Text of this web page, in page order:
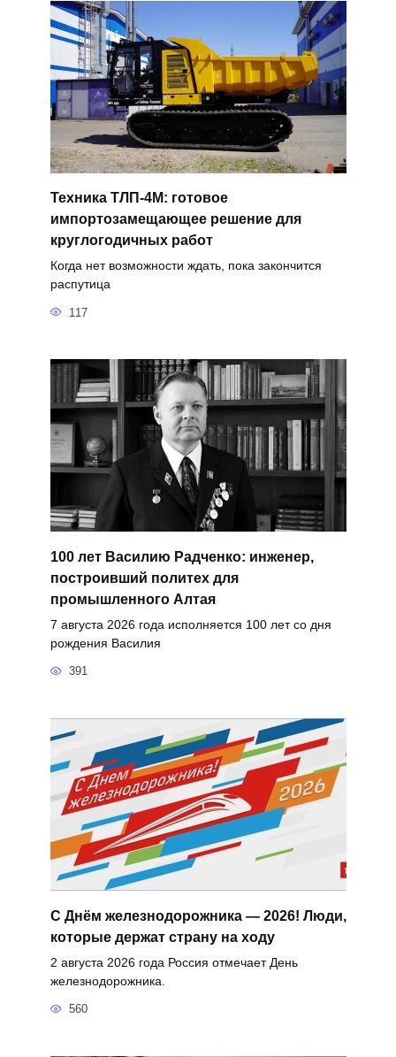
Техника ТЛП-4М: готовое
импортозамещающее решение для
круглогодичных работ
Когда нет возможности ждать, пока закончится
распутица
117
100 лет Василию Радченко: инженер,
построивший политех для
промышленного Алтая
7 августа 2026 года исполняется 100 лет со дня
рождения Василия
391
С Днём железнодорожника — 2026! Люди,
которые держат страну на ходу
2 августа 2026 года Россия отмечает День
железнодорожника.
560